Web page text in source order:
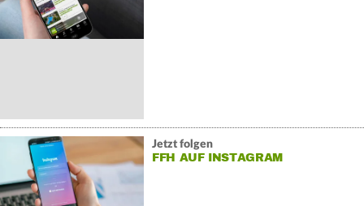
Jetzt folgen
FFH AUF INSTAGRAM